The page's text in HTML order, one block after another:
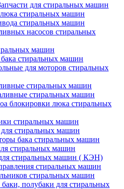
для стиральных машин
стиральных машин
стиральных машин
насосов стиральных
машин
стиральных машин
для моторов стиральных
стиральных машин
стиральных машин
блокировки люка стиральных
стиральных машин
стиральных машин
бака стиральных машин
стиральных машин
стиральных машин ( КЭН)
стиральных машин
стиральных машин
полубаки для стиральных